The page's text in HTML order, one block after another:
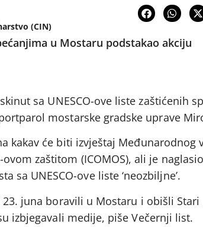
(CIN)
u Mostaru podstakao akciju
sa UNESCO-ove liste zaštićenih
mostarske gradske uprave
kakav će biti izvještaj Međunarodnog
zaštitom (ICOMOS), ali je
sa UNESCO-ove liste ‘neozbiljne’.
23. juna boravili u Mostaru i obišli
izbjegavali medije, piše Večernji list.